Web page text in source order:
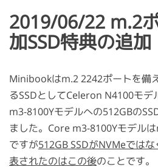
2019/06/22 m.2
加SSD特典の追加
Minibookはm.2 2242ポートを備
るSSDとしてCeleron N4100モデ
m3-8100Yモデルへの512GBの
ました。Core m3-8100Yモデル
ですが512GB SSDがNVMeでは
表されたのはこの後のことです。